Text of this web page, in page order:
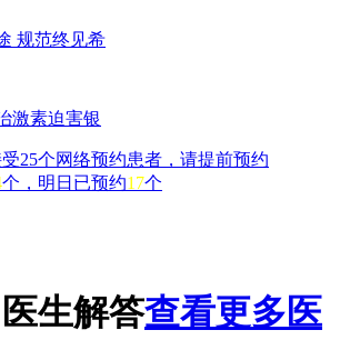
规范终见希
激素迫害银
25个网络预约患者，请提前预约
个，明日已预约17个
生解答查看更多医